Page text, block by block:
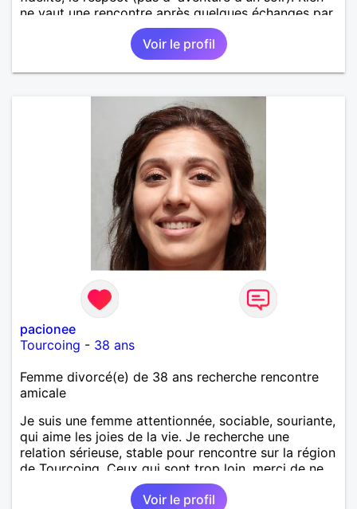
ne vaut une rencontre après quelques échanges par
messages pour savoir si il y a un feeling entre les
deux et le désir de se revoir. Au plaisir de se
Voir le profil
pacionee
Tourcoing - 38 ans
Femme divorcé(e) de 38 ans recherche rencontre
amicale
Je suis une femme attentionnée, sociable, souriante,
qui aime les joies de la vie. Je recherche une
relation sérieuse, stable pour rencontre sur la région
de Tourcoing. Ceux qui sont trop loin, merci de ne
pas me contacter et pour les autres je ne
manquerais pas de vous répondre et ce sera avec
Voir le profil